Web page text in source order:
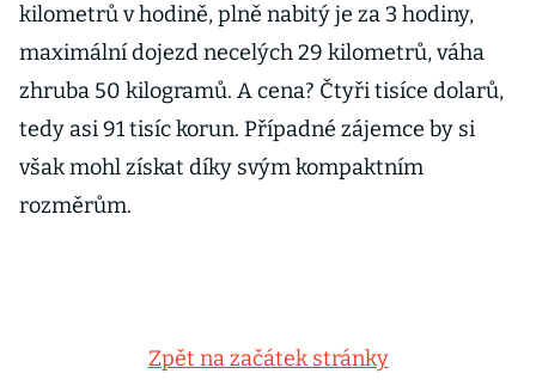
kilometrů v hodině, plně nabitý je za 3 hodiny,
maximální dojezd necelých 29 kilometrů, váha
zhruba 50 kilogramů. A cena? Čtyři tisíce dolarů,
tedy asi 91 tisíc korun. Případné zájemce by si
však mohl získat díky svým kompaktním
rozměrům.
Zpět na začátek stránky